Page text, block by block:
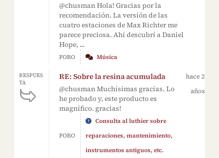
@chusman Hola! Gracias por la
recomendación. La versión de las
cuatro estaciones de Max Richter me
parece preciosa. Ahí descubrí a Daniel
Hope, ...
FORO Música
RESPUES
TA
RE: Sobre la resina acumulada
@chusman Muchísimas gracias. Lo
he probado y, este producto es
magnífico. gracias!
hace 2
años
FORO
Consulta al luthier sobre
reparaciones, mantenimiento,
instrumentos antiguos, etc.